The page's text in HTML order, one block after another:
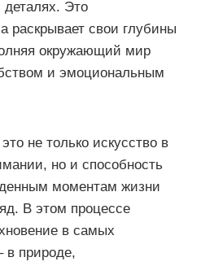
деталях. Это
раскрывает свои глубины
окружающий мир
и эмоциональным
не только искусство в
но и способность
моментам жизни
В этом процессе
в самых
в природе,